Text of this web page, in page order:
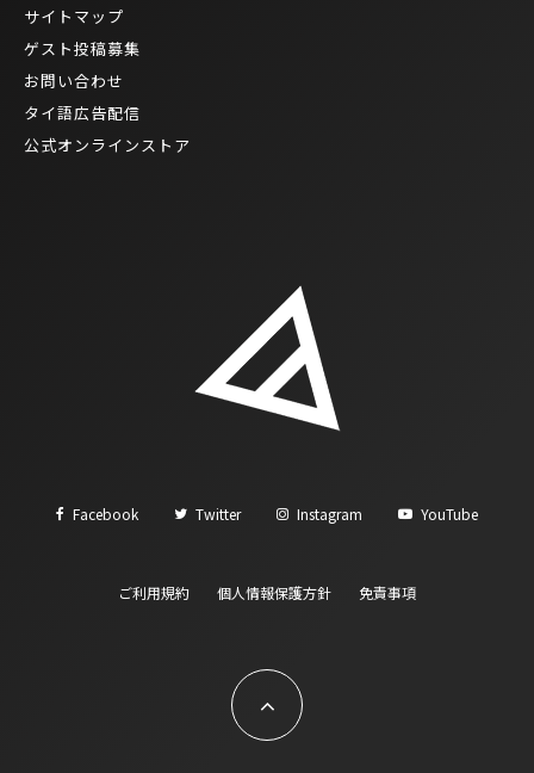
サイトマップ
ゲスト投稿募集
お問い合わせ
タイ語広告配信
公式オンラインストア
Facebook Twitter Instagram YouTube
ご利用規約 個人情報保護方針 免責事項